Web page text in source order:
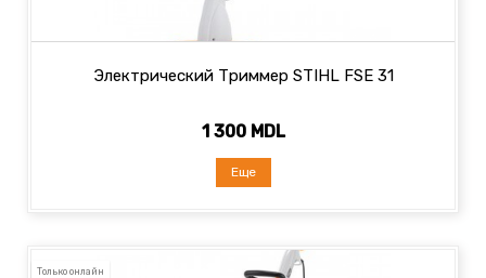
Электрический Триммер STIHL FSE 31
1 300 MDL
Еще
Только онлайн